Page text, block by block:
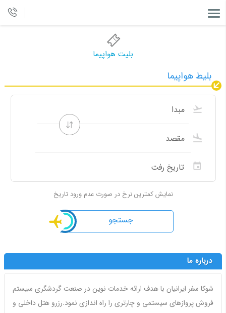
بلیت هواپیما
بلیط هواپیما
نمایش کمترین نرخ در صورت عدم ورود تاریخ
جستجو
درباره ما
شوکا سفر ایرانیان با هدف ارائه خدمات نوین در صنعت گردشگری سیستم
فروش پروازهای سیستمی و چارتری را راه اندازی نمود.رزرو هتل داخلی و